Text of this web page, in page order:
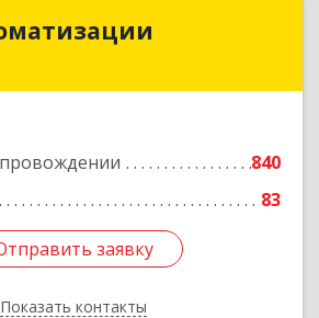
840
83
заявку
Показать контакты
автоматизации
Подробнее
заявку
Назад